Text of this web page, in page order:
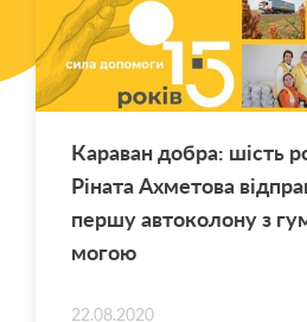
Ка­ра­ван добра: шість
Рі­на­та Ахме­то­ва
першу ав­то­ко­ло­ну з
мо­гою
22.08.2020